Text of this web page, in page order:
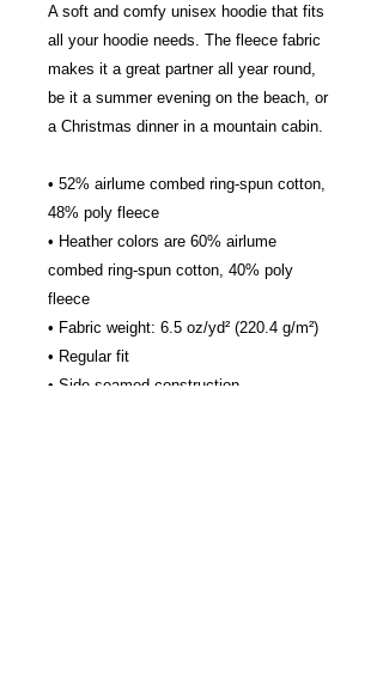
A soft and comfy unisex hoodie that fits
all your hoodie needs. The fleece fabric
makes it a great partner all year round,
be it a summer evening on the beach, or
a Christmas dinner in a mountain cabin.
• 52% airlume combed ring-spun cotton,
48% poly fleece
• Heather colors are 60% airlume
combed ring-spun cotton, 40% poly
fleece
• Fabric weight: 6.5 oz/yd² (220.4 g/m²)
• Regular fit
• Side-seamed construction